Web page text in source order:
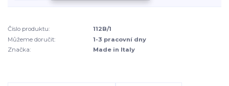
Číslo produktu:
112B/1
Můžeme doručit:
1-3 pracovní dny
Značka:
Made in Italy